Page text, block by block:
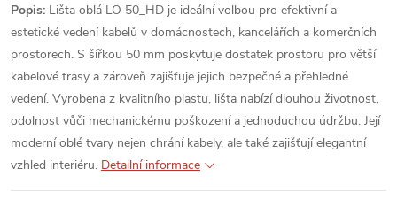
Popis: Lišta oblá LO 50_HD je ideální volbou pro efektivní a
estetické vedení kabelů v domácnostech, kancelářích a komerčních
prostorech. S šířkou 50 mm poskytuje dostatek prostoru pro větší
kabelové trasy a zároveň zajišťuje jejich bezpečné a přehledné
vedení. Vyrobena z kvalitního plastu, lišta nabízí dlouhou životnost,
odolnost vůči mechanickému poškození a jednoduchou údržbu. Její
moderní oblé tvary nejen chrání kabely, ale také zajišťují elegantní
vzhled interiéru. Detailní informace